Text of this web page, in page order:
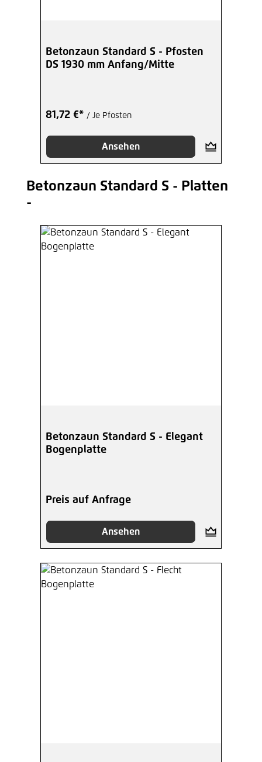
Betonzaun Standard S - Pfosten
DS 1930 mm Anfang/Mitte
81,72 €* / Je Pfosten
Ansehen
Produktgalerie überspringen
Betonzaun Standard S - Platten
-
Betonzaun Standard S - Elegant
Bogenplatte
Preis auf Anfrage
Ansehen